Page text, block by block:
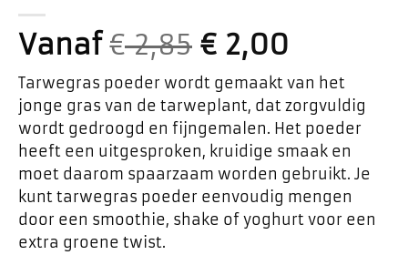
Vanaf€2,85 €2,00
Tarwegras poeder wordt gemaakt van het
jonge gras van de tarweplant, dat zorgvuldig
wordt gedroogd en fijngemalen. Het poeder
heeft een uitgesproken, kruidige smaak en
moet daarom spaarzaam worden gebruikt. Je
kunt tarwegras poeder eenvoudig mengen
door een smoothie, shake of yoghurt voor een
extra groene twist.